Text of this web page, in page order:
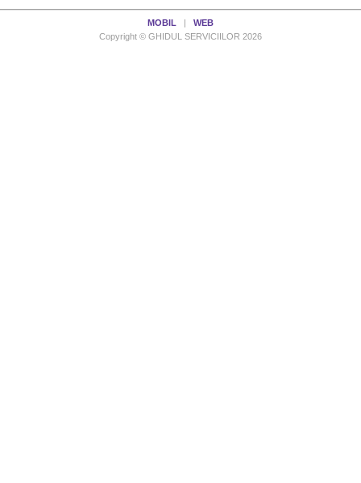
MOBIL
WEB
Copyright © GHIDUL SERVICIILOR 2026